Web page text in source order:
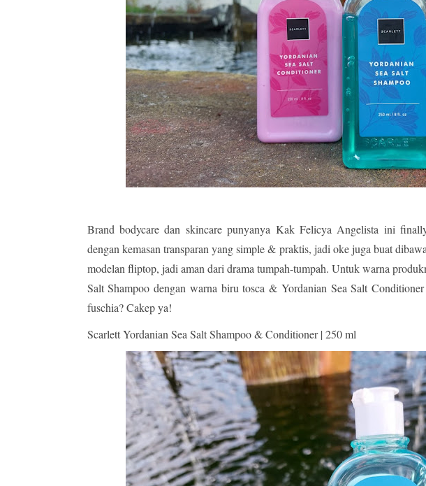
Brand bodycare dan skincare punyanya Kak Felicya Angelista ini
dengan kemasan transparan yang simple & praktis, jadi oke juga buat
modelan fliptop, jadi aman dari drama tumpah-tumpah. Untuk warna
Salt Shampoo dengan warna biru tosca & Yordanian Sea Salt
fuschia? Cakep ya!
Scarlett Yordanian Sea Salt Shampoo & Conditioner | 250 ml